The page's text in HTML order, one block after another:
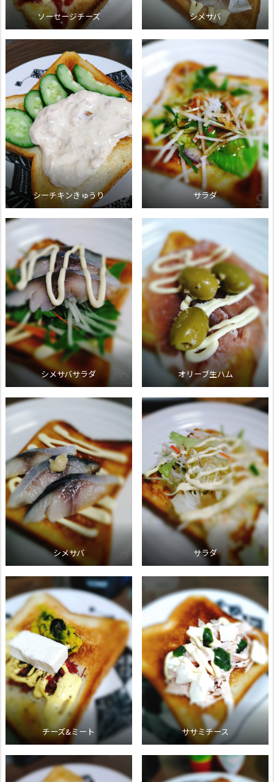
ソーセージチーズ シメサバ
シーチキンきゅうり サラダ
シメサバサラダ オリーブ生ハム
シメサバ サラダ
チーズ&ミート ササミチース